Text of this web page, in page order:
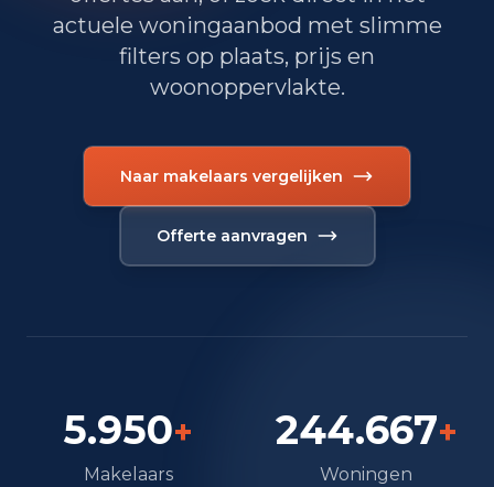
2023
EUR 372.000
EUR 423.000
EUR 426.000
Samenstelling van bewoners
Leeftijdsopbouw
65+: 285 0-15: 335
15-25: 195
Opleidingsniveau
Praktisch
230
actuele woningaanbod met slimme
filters op plaats, prijs en
woonoppervlakte.
Naar makelaars vergelijken
Offerte aanvragen
5.950+
Makelaars
244.667+
Woningen